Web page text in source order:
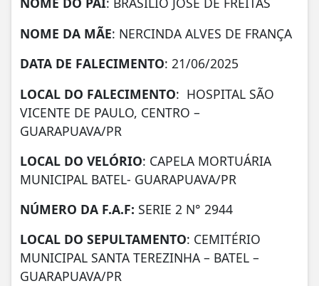
NOME DA MÃE: NERCINDA ALVES DE FRANÇA
DATA DE FALECIMENTO: 21/06/2025
LOCAL DO FALECIMENTO: HOSPITAL SÃO
VICENTE DE PAULO, CENTRO –
GUARAPUAVA/PR
LOCAL DO VELÓRIO: CAPELA MORTUÁRIA
MUNICIPAL BATEL- GUARAPUAVA/PR
NÚMERO DA F.A.F: SERIE 2 N° 2944
LOCAL DO SEPULTAMENTO: CEMITÉRIO
MUNICIPAL SANTA TEREZINHA – BATEL –
GUARAPUAVA/PR